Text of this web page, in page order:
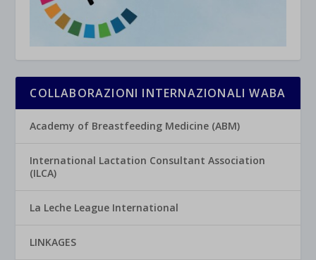
COLLABORAZIONI INTERNAZIONALI WABA
Academy of Breastfeeding Medicine (ABM)
International Lactation Consultant Association
(ILCA)
La Leche League International
LINKAGES